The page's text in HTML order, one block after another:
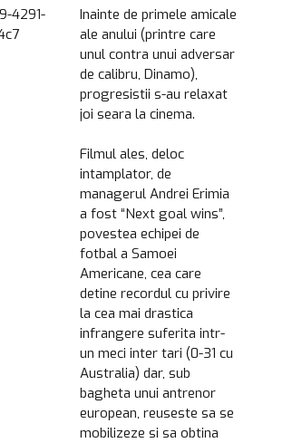
Inainte de primele amicale
ale anului (printre care
unul contra unui adversar
de calibru, Dinamo),
progresistii s-au relaxat
joi seara la cinema.
Filmul ales, deloc
intamplator, de
managerul Andrei Erimia
a fost “Next goal wins”,
povestea echipei de
fotbal a Samoei
Americane, cea care
detine recordul cu privire
la cea mai drastica
infrangere suferita intr-
un meci inter tari (0-31 cu
Australia) dar, sub
bagheta unui antrenor
european, reuseste sa se
mobilizeze si sa obtina